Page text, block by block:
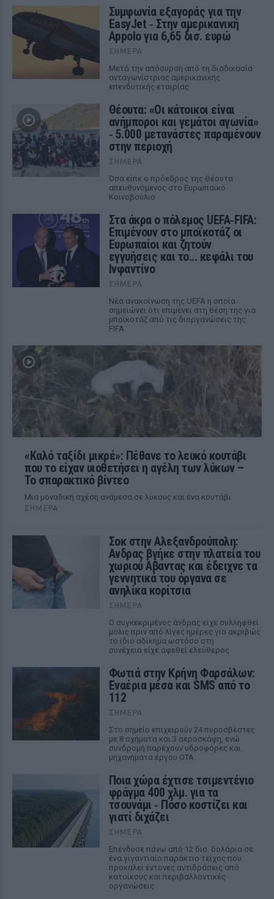
Συμφωνία εξαγοράς για την
EasyJet ‑ Στην αμερικανική
Appolo για 6,65 δισ. ευρώ
ΣΉΜΕΡΑ
Μετά την απόσυρση από τη διαδικασία
ανταγωνίστριας αμερικανικής
επενδυτικής εταιρίας
Θέουτα: «Οι κάτοικοι είναι
ανήμποροι και γεμάτοι αγωνία»
‑ 5.000 μετανάστες παραμένουν
στην περιοχή
ΣΉΜΕΡΑ
Όσα είπε ο πρόεδρος της Θέουτα
απευθυνόμενος στο Ευρωπαϊκό
Κοινοβούλιο
Στα άκρα ο πόλεμος UEFA‑FIFA:
Επιμένουν στο μποϊκοτάζ οι
Ευρωπαίοι και ζητούν
εγγυήσεις και το... κεφάλι του
Ινφαντίνο
ΣΉΜΕΡΑ
Νέα ανακοίνωση της UEFA η οποία
σημειώνει ότι επιμένει στη θέση της για
μποϊκοτάζ από τις διοργανώσεις της
FIFA
«Καλό ταξίδι μικρέ»: Πέθανε το λευκό κουτάβι
που το είχαν υιοθετήσει η αγέλη των λύκων –
Το σπαρακτικό βίντεο
Μια μοναδική σχέση ανάμεσα σε λύκους και ένα κουτάβι
ΣΉΜΕΡΑ
Σοκ στην Αλεξανδρούπολη:
Ανδρας βγήκε στην πλατεία του
χωριού Αβαντας και έδειχνε τα
γεννητικά του όργανα σε
ανηλίκα κορίτσια
ΣΉΜΕΡΑ
Ο συγκεκριμένος άνδρας είχε συλληφθεί
μόλις πριν από λίγες ημέρες για ακριβώς
το ίδιο αδίκημα ωστόσο στη
συνέχεια είχε αφεθεί ελεύθερος
Φωτιά στην Κρήνη Φαρσάλων:
Εναέρια μέσα και SMS από το
112
ΣΉΜΕΡΑ
Στο σημείο επιχειρούν 24 πυροσβέστες
με 8 οχήματα και 3 αεροσκάφη, ενώ
συνδρομή παρέχουν υδροφόρες και
μηχανήματα έργου ΟΤΑ.
Ποια χώρα έχτισε τσιμεντένιο
φράγμα 400 χλμ. για τα
τσουνάμι ‑ Πόσο κοστίζει και
γιατί διχάζει
ΣΉΜΕΡΑ
Επένδυσε πάνω από 12 δισ. δολάρια σε
ένα γιγαντιαίο παράκτιο τείχος που
προκαλεί έντονες αντιδράσεις από
κατοίκους και περιβαλλοντικές
οργανώσεις